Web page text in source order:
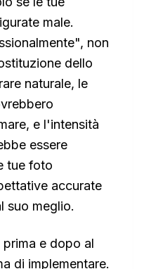
male.
non
dello
naturale, le
e l'intensità
essere
tue foto
accurate
suo meglio.
e dopo al
di implementare.